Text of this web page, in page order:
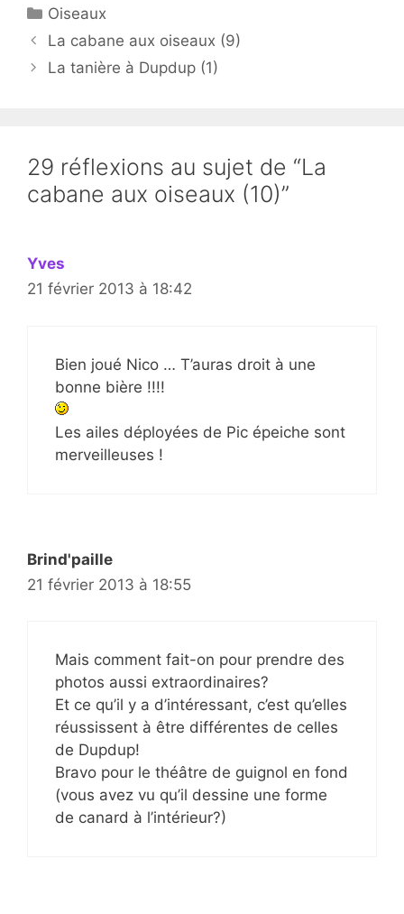
Catégories
Oiseaux
La cabane aux oiseaux (9)
La tanière à Dupdup (1)
29 réflexions au sujet de “La
cabane aux oiseaux (10)”
Yves
21 février 2013 à 18:42
Bien joué Nico … T’auras droit à une
bonne bière !!!!
Les ailes déployées de Pic épeiche sont
merveilleuses !
Brind'paille
21 février 2013 à 18:55
Mais comment fait-on pour prendre des
photos aussi extraordinaires?
Et ce qu’il y a d’intéressant, c’est qu’elles
réussissent à être différentes de celles
de Dupdup!
Bravo pour le théâtre de guignol en fond
(vous avez vu qu’il dessine une forme
de canard à l’intérieur?)